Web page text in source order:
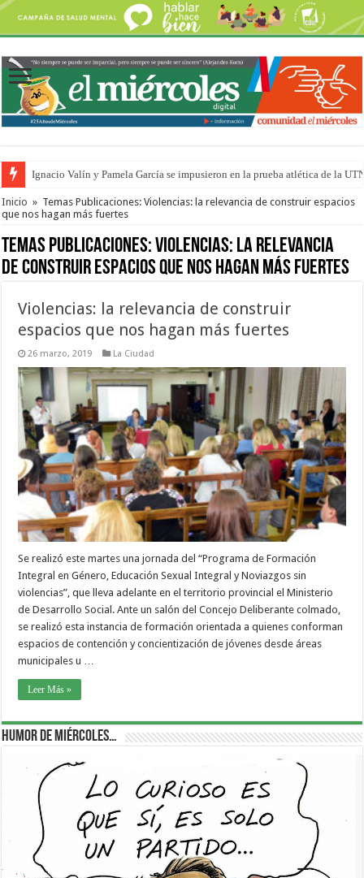
Ignacio Valín y Pamela García se impusieron en la prueba atlética de la
Traigo el litoral en mi canción: 100 años de Aníbal Sampayo
Inicio » Temas Publicaciones: Violencias: la relevancia de construir espacios
que nos hagan más fuertes
Temas Publicaciones:Violencias: la relevancia
de construir espacios que nos hagan más fuertes
Violencias: la relevancia de construir
espacios que nos hagan más fuertes
26 marzo, 2019 La Ciudad
Se realizó este martes una jornada del “Programa de Formación
Integral en Género, Educación Sexual Integral y Noviazgos sin
violencias”, que lleva adelante en el territorio provincial el Ministerio
de Desarrollo Social. Ante un salón del Concejo Deliberante colmado,
se realizó esta instancia de formación orientada a quienes conforman
espacios de contención y concientización de jóvenes desde áreas
municipales u …
Leer Más »
Humor de Miércoles…